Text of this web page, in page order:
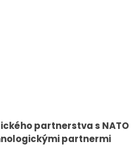
partnerstva s NATO
partnermi